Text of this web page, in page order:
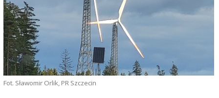
Fot. Sławomir Orlik, PR Szczecin